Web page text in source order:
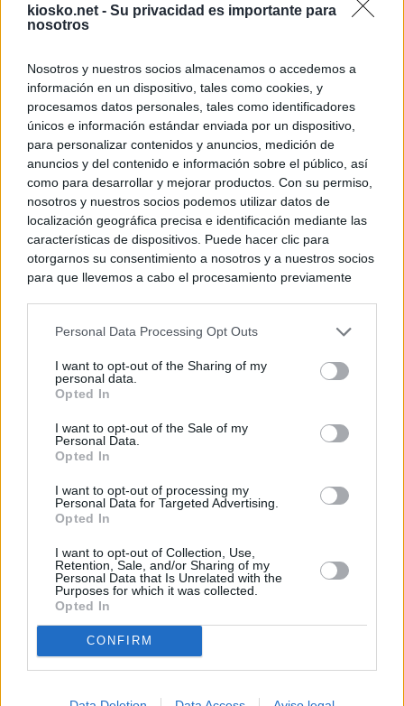
kiosko.net - Su privacidad es importante para
nosotros
Nosotros y nuestros socios almacenamos o accedemos a
información en un dispositivo, tales como cookies, y
procesamos datos personales, tales como identificadores
únicos e información estándar enviada por un dispositivo,
para personalizar contenidos y anuncios, medición de
anuncios y del contenido e información sobre el público, así
como para desarrollar y mejorar productos. Con su permiso,
nosotros y nuestros socios podemos utilizar datos de
localización geográfica precisa e identificación mediante las
características de dispositivos. Puede hacer clic para
otorgarnos su consentimiento a nosotros y a nuestros socios
para que llevemos a cabo el procesamiento previamente
negar su consentimiento. Tenga en cuenta que algún
de su consentimiento, pero usted tiene el derecho de
rechazar tal procesamiento. Sus preferencias se aplicarán
cualquier momento entrando de nuevo en este sitio web o
visitando nuestra política de privacidad.
Personal Data Processing Opt Outs
I want to opt-out of the Sharing of my
personal data.
Opted In
I want to opt-out of the Sale of my
Personal Data.
Opted In
I want to opt-out of processing my
Personal Data for Targeted Advertising.
Opted In
I want to opt-out of Collection, Use,
Retention, Sale, and/or Sharing of my
Personal Data that Is Unrelated with the
Purposes for which it was collected.
Opted In
CONFIRM